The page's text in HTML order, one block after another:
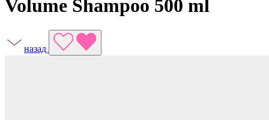
Volume Shampoo 500 ml
назад